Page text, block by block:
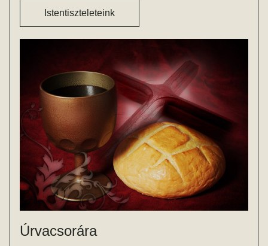
Istentiszteleteink
Úrvacsorára